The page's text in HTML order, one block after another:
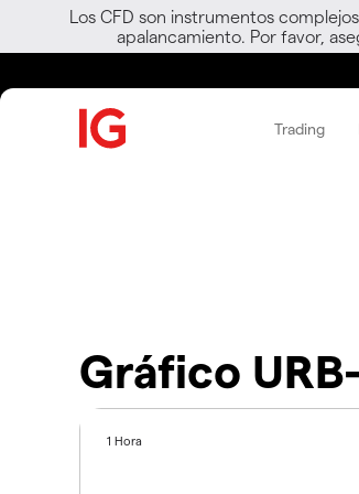
Los CFD son instrumentos
apalancamiento. Por favor,
Trading
Gráfico
1 Hora